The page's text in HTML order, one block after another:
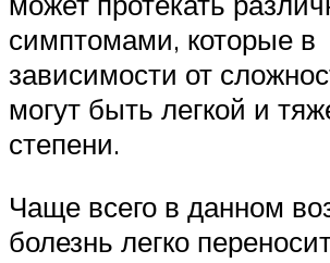
симптомами, которые в
зависимости от
могут быть легкой и
степени.
Чаще всего в данном
болезнь легко